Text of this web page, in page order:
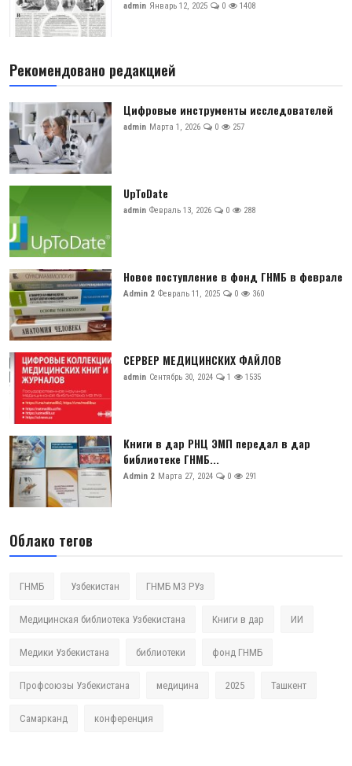
admin Январь 12, 2025 0 1408
Рекомендовано редакцией
Цифровые инструменты исследователей
admin Марта 1, 2026 0 257
UpToDate
admin Февраль 13, 2026 0 288
Новое поступление в фонд ГНМБ в феврале
Admin 2 Февраль 11, 2025 0 360
СЕРВЕР МЕДИЦИНСКИХ ФАЙЛОВ
admin Сентябрь 30, 2024 1 1535
Книги в дар РНЦ ЭМП передал в дар
библиотеке ГНМБ...
Admin 2 Марта 27, 2024 0 291
Облако тегов
ГНМБ Узбекистан ГНМБ МЗ РУз
Медицинская библиотека Узбекистана Книги в дар ИИ
Медики Узбекистана библиотеки фонд ГНМБ
Профсоюзы Узбекистана медицина 2025 Ташкент
Самарканд конференция